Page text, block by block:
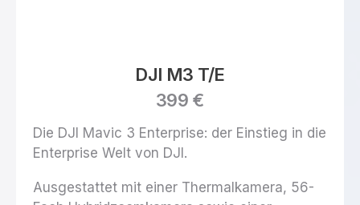
DJI M3 T/E
399 €
Die DJI Mavic 3 Enterprise: der Einstieg in die
Enterprise Welt von DJI.
Ausgestattet mit einer Thermalkamera, 56-